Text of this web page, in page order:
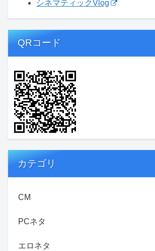
シネマティックVlog
QRコード
カテゴリ
CM
PCネタ
エロネタ